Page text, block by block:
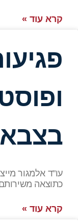
קרא עוד »
בצבא
עו"ד אלמגור
כתוצאה
קרא עוד »